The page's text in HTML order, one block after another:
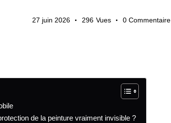
27 juin 2026 296 Vues 0 Commentaire
de la peinture vraiment invisible ?